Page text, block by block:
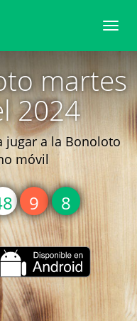
martes
2024
jugar a la Bonoloto
móvil
9 8